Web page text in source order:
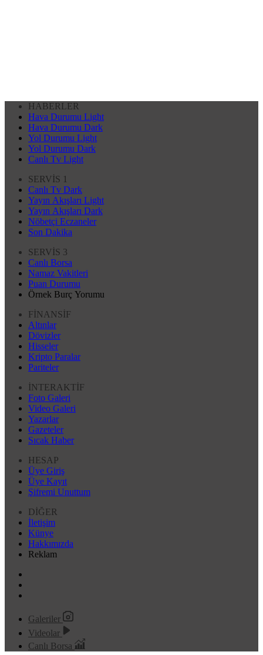
HABERLER
Hava Durumu Light
Hava Durumu Dark
Yol Durumu Light
Yol Durumu Dark
Canlı Tv Light
SERVİS 1
Canlı Tv Dark
Yayın Akışları Light
Yayın Akışları Dark
Nöbetçi Eczaneler
Son Dakika
SERVİS 3
Canlı Borsa
Namaz Vakitleri
Puan Durumu
Örnek Burç Yorumu
FİNANSİF
Altınlar
Dövizler
Hisseler
Kripto Paralar
Pariteler
İNTERAKTİF
Foto Galeri
Video Galeri
Yazarlar
Gazeteler
Sıcak Haber
HESAP
Üye Giriş
Üye Kayıt
Şifremi Unuttum
DİĞER
İletişim
Künye
Hakkımızda
Reklam
Galeriler
Videolar
Canlı Borsa